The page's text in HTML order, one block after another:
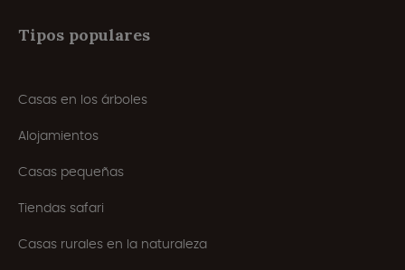
Tipos populares
Casas en los árboles
Alojamientos
Casas pequeñas
Tiendas safari
Casas rurales en la naturaleza